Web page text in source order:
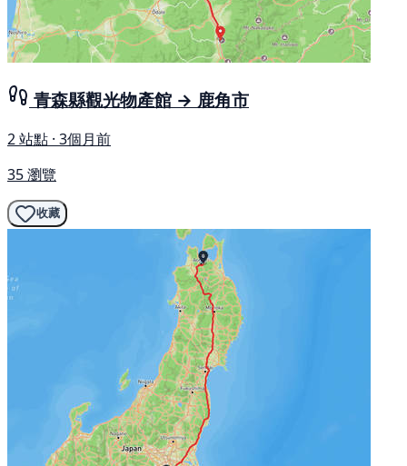
青森縣觀光物產館 → 鹿角市
2 站點 · 3個月前
35 瀏覽
收藏